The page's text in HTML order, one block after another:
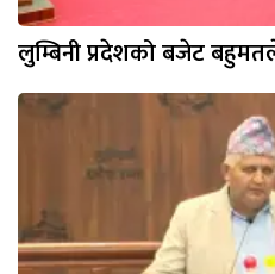
लुम्बिनी प्रदेशको बजेट